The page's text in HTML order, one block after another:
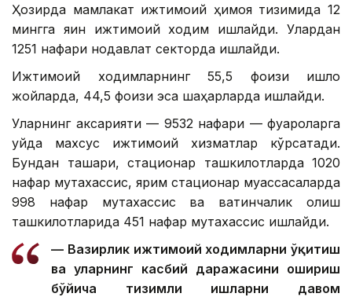
Ҳозирда мамлакат ижтимоий ҳимоя тизимида 12
мингга яқин ижтимоий ходим ишлайди. Улардан
1251 нафари нодавлат секторда ишлайди.
Ижтимоий ходимларнинг 55,5 фоизи қишлоқ
жойларда, 44,5 фоизи эса шаҳарларда ишлайди.
Уларнинг аксарияти — 9532 нафари — фуқароларга
уйда махсус ижтимоий хизматлар кўрсатади.
Бундан ташқари, стационар ташкилотларда 1020
нафар мутахассис, ярим стационар муассасаларда
998 нафар мутахассис ва вақтинчалик қолиш
ташкилотларида 451 нафар мутахассис ишлайди.
— Вазирлик ижтимоий ходимларни ўқитиш
ва уларнинг касбий даражасини ошириш
бўйича тизимли ишларни давом